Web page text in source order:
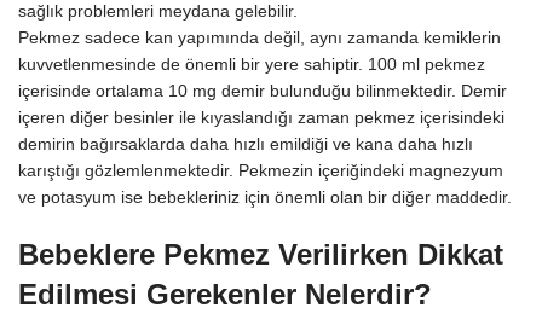
sağlık problemleri meydana gelebilir.
Pekmez sadece kan yapımında değil, aynı zamanda kemiklerin
kuvvetlenmesinde de önemli bir yere sahiptir. 100 ml pekmez
içerisinde ortalama 10 mg demir bulunduğu bilinmektedir. Demir
içeren diğer besinler ile kıyaslandığı zaman pekmez içerisindeki
demirin bağırsaklarda daha hızlı emildiği ve kana daha hızlı
karıştığı gözlemlenmektedir. Pekmezin içeriğindeki magnezyum
ve potasyum ise bebekleriniz için önemli olan bir diğer maddedir.
Bebeklere Pekmez Verilirken Dikkat
Edilmesi Gerekenler Nelerdir?